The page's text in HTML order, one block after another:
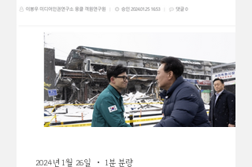
2024년 1월 26일 1분 분량